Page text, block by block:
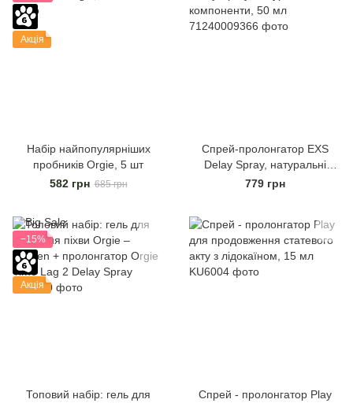
Акція
Набір найпопулярніших
пробників Orgie, 5 шт
582 грн 685 грн
Спрей-пролонгатор EXS
Delay Spray, натуральні
компоненти, 50 мл
779 грн
−15%
Акція
Топовий набір: гель для
Спрей - пролонгатор Play